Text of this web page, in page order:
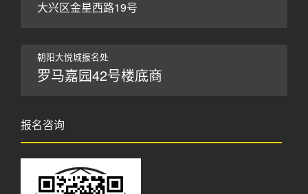
大兴区金星西路19号
朝阳大悦城报名处
罗马嘉园42号楼底商
报名咨询